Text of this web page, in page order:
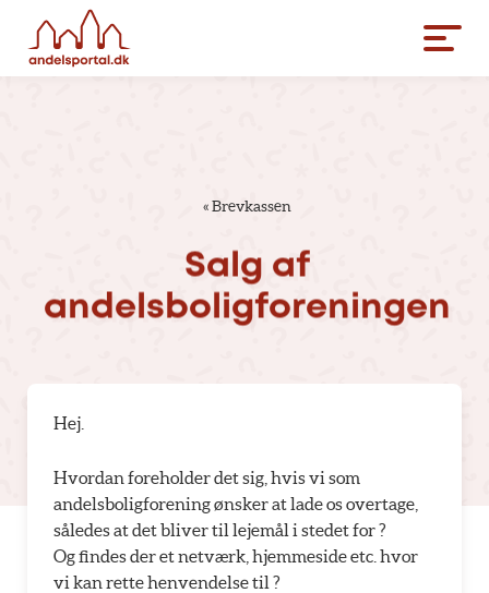
«Brevkassen
Salg af
andelsboligforeningen
Hej.
Hvordan foreholder det sig, hvis vi som
andelsboligforening ønsker at lade os overtage,
således at det bliver til lejemål i stedet for ?
Og findes der et netværk, hjemmeside etc. hvor
vi kan rette henvendelse til ?